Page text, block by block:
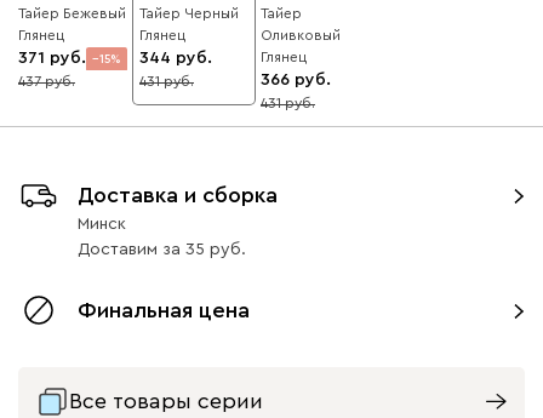
Тайер Бежевый
Глянец
371 15
437
Тайер Черный
Глянец
344
20
431
Тайер
Оливковый
Глянец
366
15
431
Доставка и сборка
Минск
Доставим за 35
Финальная цена
Все товары серии